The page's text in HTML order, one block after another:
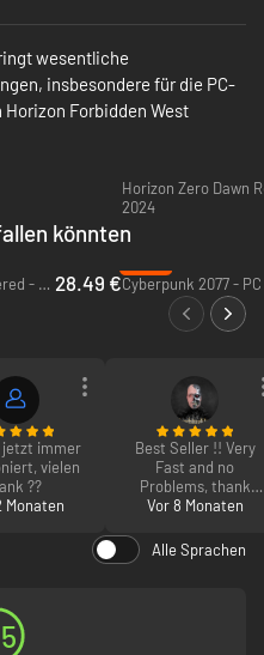
diesen Gefahren lauern, zu
in der Welt wiederherzustellen.
zusammenarbeiten, Allianzen
und das Vermächtnis der
Auflösungen "21:9 Ultrawide" und
mit Unterstützung für drei
Generierung von NVIDIA DLSS 3,
DLAA und der Latenz-
der Verbotene Westen zum
werden ebenfalls unterstützt.**
deinen Wünschen an, mit dem
Unterstützung für den DualSense-
Feedbacks und adaptiver
erforderlich.
wesentliche
insbesondere für die PC-
Horizon Forbidden West
Horizon Zero Dawn
2024
könnten
The Elder Scrolls IV: Oblivion Remastered - PC (Steam) 28.49 €Cyberpunk 2077 - PC
jetzt immer
vielen
??
Monaten
Best Seller !! Very
Fast and no
Problems, thank
you!!
Vor 8 Monaten
Alle Sprachen